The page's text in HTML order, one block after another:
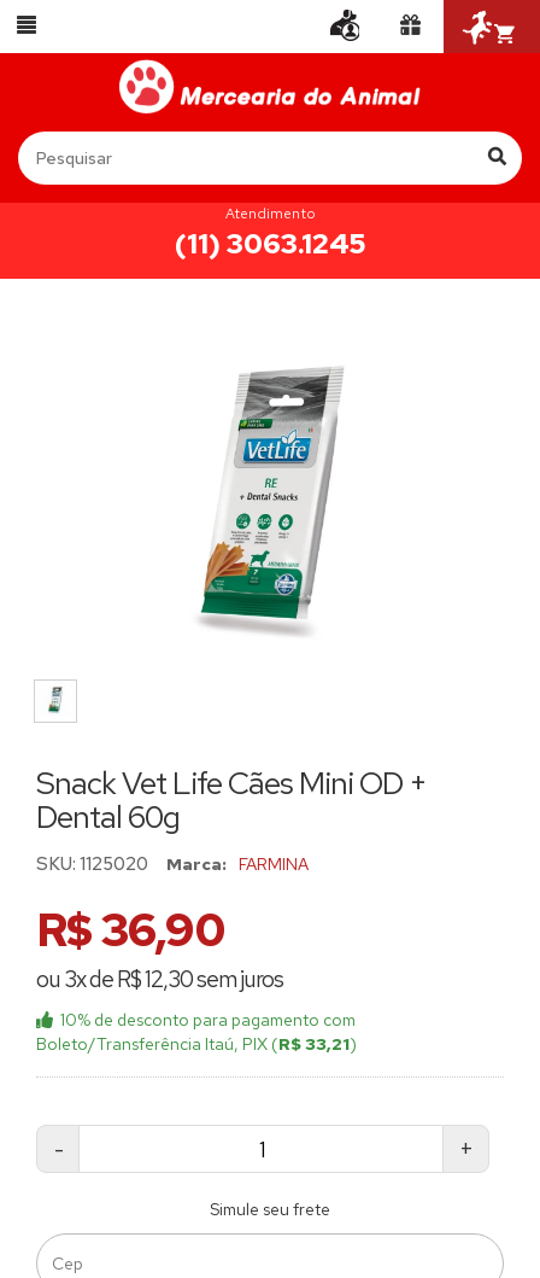
Atendimento
(11) 3063.1245
Snack Vet Life Cães Mini OD +
Dental 60g
SKU: 1125020 Marca: FARMINA
R$ 36,90
ou 3x de R$ 12,30 sem juros
10% de desconto para pagamento com
Boleto/Transferência Itaú, PIX (R$ 33,21)
- +
Simule seu frete